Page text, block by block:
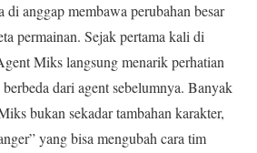
anggap membawa perubahan besar
permainan. Sejak pertama kali di
Miks langsung menarik perhatian
dari agent sebelumnya. Banyak
bukan sekadar tambahan karakter,
yang bisa mengubah cara tim